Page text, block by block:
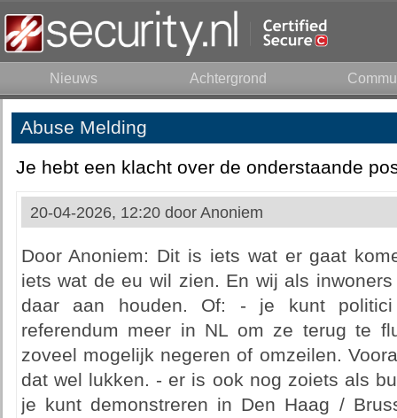
Nieuws Achtergrond
Abuse Melding
Je hebt een klacht over de onderstaande
20-04-2026, 12:20 door Anoniem
Door Anoniem: Dit is iets wat er gaat
iets wat de eu wil zien. En wij als
daar aan houden. Of: - je kunt politici
referendum meer in NL om ze terug te
zoveel mogelijk negeren of omzeilen.
dat wel lukken. - er is ook nog zoiets als
je kunt demonstreren in Den Haag /